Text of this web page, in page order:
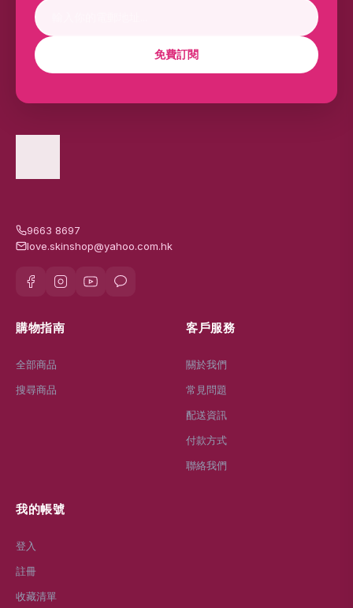
免費訂閱
9663 8697
love.skinshop@yahoo.com.hk
購物指南
全部商品
搜尋商品
客戶服務
關於我們
常見問題
配送資訊
付款方式
聯絡我們
我的帳號
登入
註冊
收藏清單